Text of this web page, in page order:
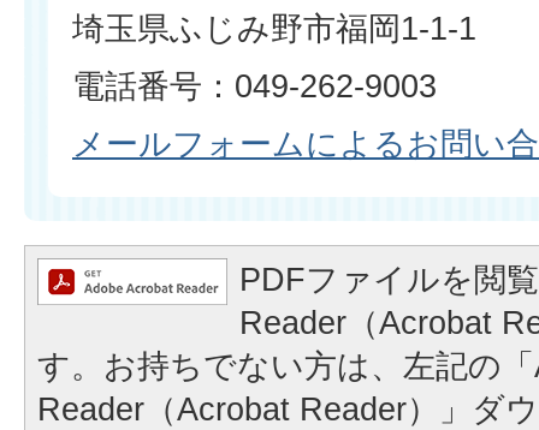
埼玉県ふじみ野市福岡1-1-1
電話番号：049-262-9003
メールフォームによるお問い
PDFファイルを閲
Reader（Acrobat
す。お持ちでない方は、左記の
Reader（Acrobat Reader）」ダ